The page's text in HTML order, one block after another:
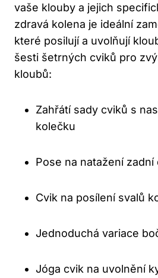
vaše klouby a jejich
zdravá kolena je ideální
které posilují a uvolňují
šesti šetrných cviků pro
kloubů:
Zahřátí sady cviků s
kolečku
Pose na natažení
Cvik na posílení svalů
Jednoduchá variace
Jóga cvik na uvolnění